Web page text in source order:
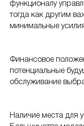
функционалу
тогда как другим
минимальные
Финансовое
потенциальные
обслуживание
Наличие места для